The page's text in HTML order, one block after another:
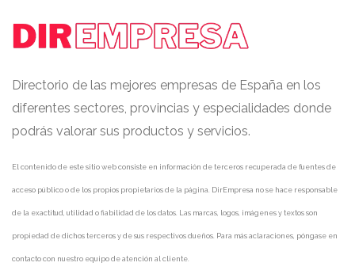
Directorio de las mejores empresas de España en los
diferentes sectores, provincias y especialidades donde
podrás valorar sus productos y servicios.
El contenido de este sitio web consiste en información de terceros recuperada de fuentes de
acceso público o de los propios propietarios de la página. DirEmpresa no se hace responsable
de la exactitud, utilidad o fiabilidad de los datos. Las marcas, logos, imágenes y textos son
propiedad de dichos terceros y de sus respectivos dueños. Para más aclaraciones, póngase en
contacto con nuestro equipo de atención al cliente.